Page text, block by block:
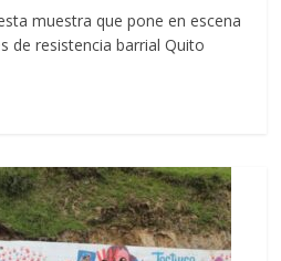
muestra que pone en escena
de resistencia barrial Quito